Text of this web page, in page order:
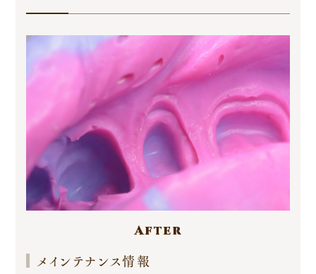
メインテナンス
デンタルドック
歯磨き指導
メインテナンス症例
お知らせ
よくある質問
活動報告
お問い合わせ
プライバシーポリシー
After
メインテナンス情報